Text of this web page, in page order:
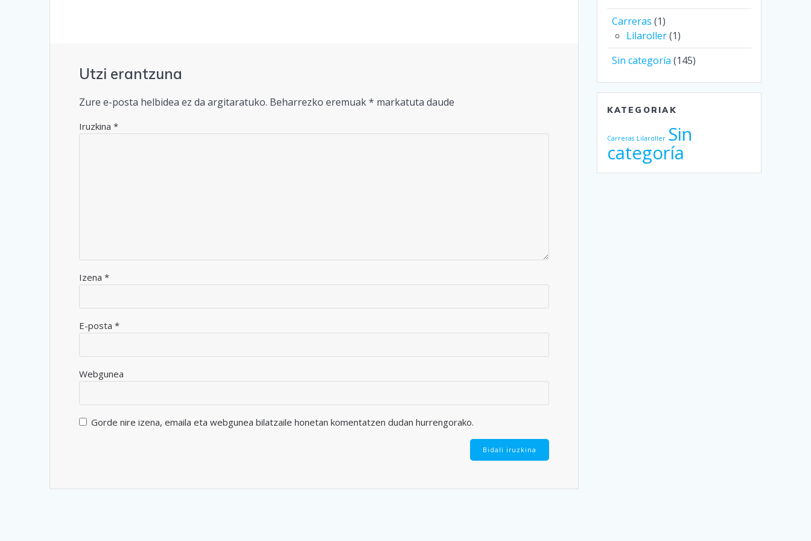
Utzi erantzuna
Zure e-posta helbidea ez da argitaratuko. Beharrezko eremuak* markatuta daude
Iruzkina*
Izena*
E-posta*
Webgunea
Gorde nire izena, emaila eta webgunea bilatzaile honetan komentatzen dudan hurrengorako.
Carreras (1)
Lilaroller(1)
Sin categoría (145)
KATEGORIAK
Carreras Lilaroller Sin
categoría